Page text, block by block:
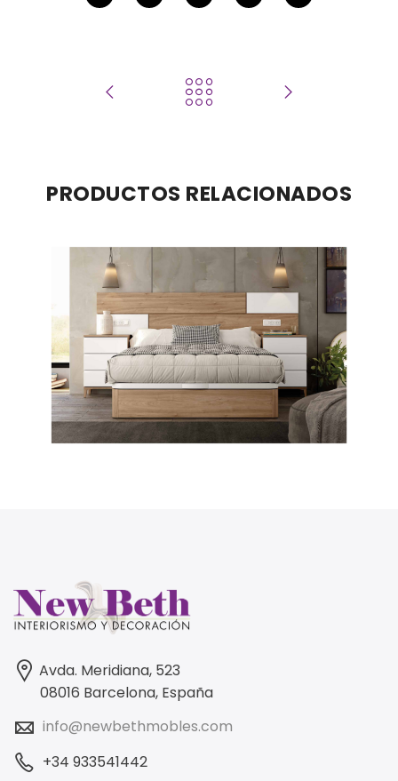
PRODUCTOS RELACIONADOS
Avda. Meridiana, 523
08016 Barcelona, España
info@newbethmobles.com
+34 933541442